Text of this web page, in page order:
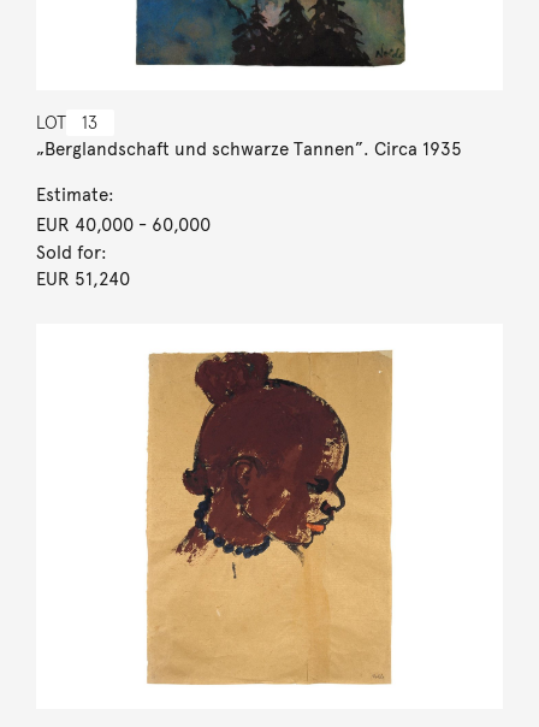
LOT 13
„Berglandschaft und schwarze Tannen”. Circa 1935
Estimate:
EUR 40,000- 60,000
Sold for:
EUR 51,240